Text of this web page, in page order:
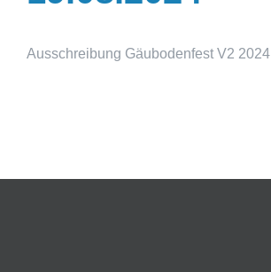
Ausschreibung Gäubodenfest V2 2024